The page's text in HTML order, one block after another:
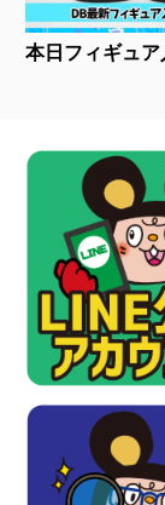
本日フィギュア